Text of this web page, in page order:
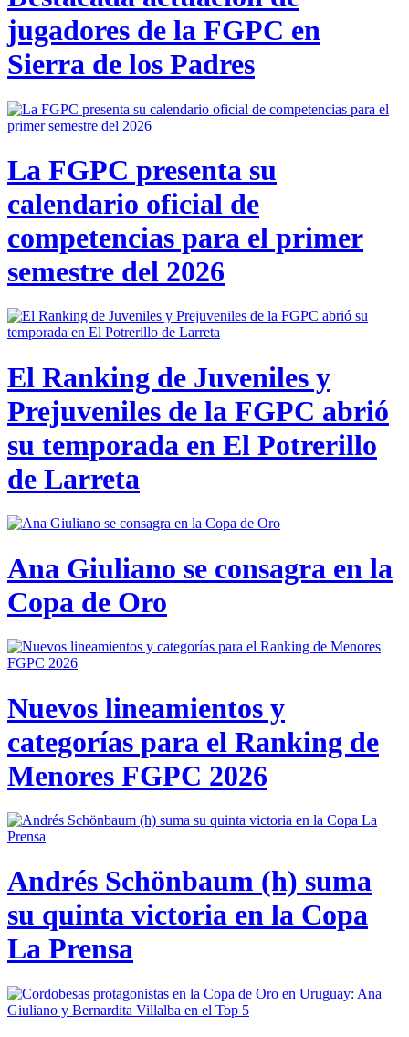
jugadores de la FGPC en
Sierra de los Padres
La FGPC presenta su
calendario oficial de
competencias para el primer
semestre del 2026
El Ranking de Juveniles y
Prejuveniles de la FGPC abrió
su temporada en El Potrerillo
de Larreta
Ana Giuliano se consagra en la
Copa de Oro
Nuevos lineamientos y
categorías para el Ranking de
Menores FGPC 2026
Andrés Schönbaum (h) suma
su quinta victoria en la Copa
La Prensa